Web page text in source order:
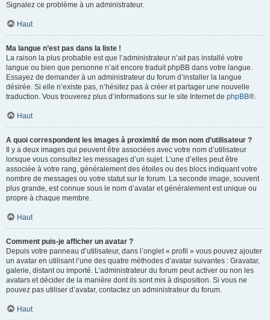
Signalez ce problème à un administrateur.
Haut
Ma langue n’est pas dans la liste !
La raison la plus probable est que l’administrateur n’ait pas installé votre
langue ou bien que personne n’ait encore traduit phpBB dans votre langue.
Essayez de demander à un administrateur du forum d’installer la langue
désirée. Si elle n’existe pas, n’hésitez pas à créer et partager une nouvelle
traduction. Vous trouverez plus d’informations sur le site Internet de phpBB®.
Haut
A quoi correspondent les images à proximité de mon nom d’utilisateur ?
Il y a deux images qui peuvent être associées avec votre nom d’utilisateur
lorsque vous consultez les messages d’un sujet. L’une d’elles peut être
associée à votre rang, généralement des étoiles ou des blocs indiquant votre
nombre de messages ou votre statut sur le forum. La seconde image, souvent
plus grande, est connue sous le nom d’avatar et généralement est unique ou
propre à chaque membre.
Haut
Comment puis-je afficher un avatar ?
Depuis votre panneau d’utilisateur, dans l’onglet « profil » vous pouvez ajouter
un avatar en utilisant l’une des quatre méthodes d’avatar suivantes : Gravatar,
galerie, distant ou importé. L’administrateur du forum peut activer ou non les
avatars et décider de la manière dont ils sont mis à disposition. Si vous ne
pouvez pas utiliser d’avatar, contactez un administrateur du forum.
Haut